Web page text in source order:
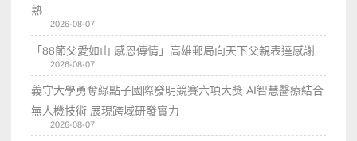
熟
2026-08-07
「88節父愛如山 感恩傳情」高雄郵局向天下父親表達感謝
2026-08-07
義守大學勇奪綠點子國際發明競賽六項大獎 AI智慧醫療結合
無人機技術 展現跨域研發實力
2026-08-07